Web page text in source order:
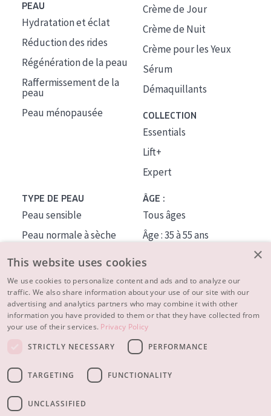
PEAU
Hydratation et éclat
Réduction des rides
Régénération de la peau
Raffermissement de la
peau
Peau ménopausée
Crème de Jour
Crème de Nuit
Crème pour les Yeux
Sérum
Démaquillants
COLLECTION
Essentials
Lift+
Expert
TYPE DE PEAU
Peau sensible
Peau normale à sèche
Peau mixte ou grasse
Peau mature
Peau ménopausée
ÂGE :
Tous âges
Âge : 35 à 55 ans
À PROPOS
CONSEILS BEAUTÉ
×
This website uses cookies
We use cookies to personalize content and ads and to analyze our
traffic. We also share information about your use of our site with our
advertising and analytics partners who may combine it with other
information you have provided to them or that they have collected from
your use of their services. Privacy Policy
STRICTLY NECESSARY
PERFORMANCE
TARGETING FUNCTIONALITY
UNCLASSIFIED